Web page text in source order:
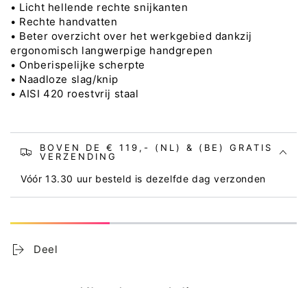
• Licht hellende rechte snijkanten
• Rechte handvatten
• Beter overzicht over het werkgebied dankzij
ergonomisch langwerpige handgrepen
• Onberispelijke scherpte
• Naadloze slag/knip
• AISI 420 roestvrij staal
BOVEN DE € 119,- (NL) & (BE) GRATIS
VERZENDING
Vóór 13.30 uur besteld is dezelfde dag verzonden
Deel